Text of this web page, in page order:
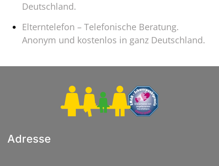
Deutschland.
Elterntelefon – Telefonische Beratung.
Anonym und kostenlos in ganz Deutschland.
Adresse